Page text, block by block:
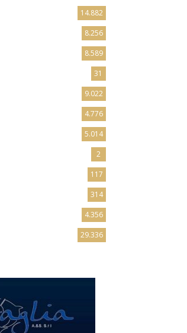
14.882
8.256
8.589
31
9.022
4.776
5.014
2
117
314
4.356
29.336